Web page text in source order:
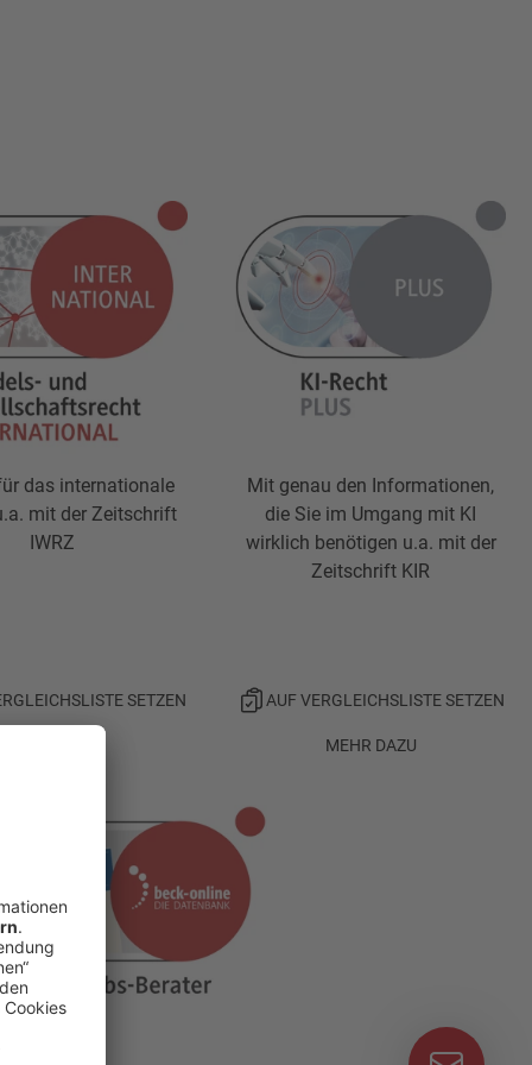
das internationale
mit der Zeitschrift
IWRZ
SETZEN
Mit genau den Informationen,
die Sie im Umgang mit KI
wirklich benötigen u.a. mit der
Zeitschrift KIR
AUF VERGLEICHSLISTE SETZEN
MEHR DAZU